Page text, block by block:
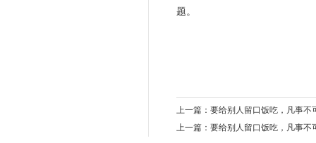
题。
上一篇： 要给别人留口饭吃，凡事不
上一篇： 要给别人留口饭吃，凡事不